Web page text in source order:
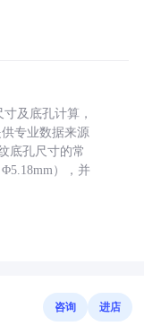
及底孔计算，
专业数据来源
底孔尺寸的常
），并
咨询 进店